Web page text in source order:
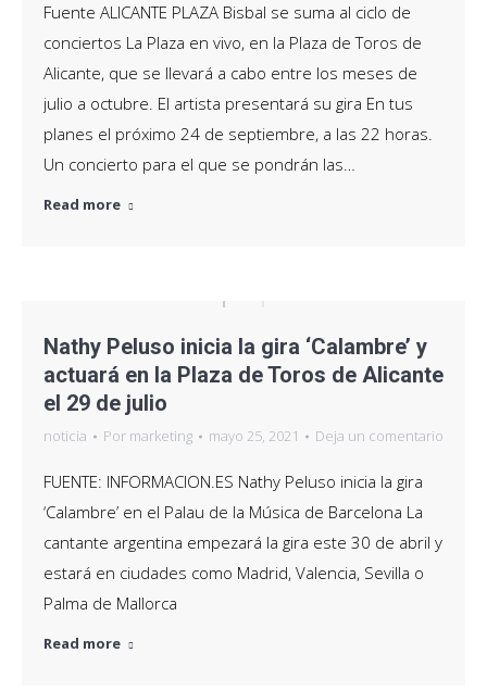
Fuente ALICANTE PLAZA Bisbal se suma al ciclo de
conciertos La Plaza en vivo, en la Plaza de Toros de
Alicante, que se llevará a cabo entre los meses de
julio a octubre. El artista presentará su gira En tus
planes el próximo 24 de septiembre, a las 22 horas.
Un concierto para el que se pondrán las…
Read more
Nathy Peluso inicia la gira ‘Calambre’ y
actuará en la Plaza de Toros de Alicante
el 29 de julio
noticia Por marketing mayo 25, 2021 Deja un comentario
FUENTE: INFORMACION.ES Nathy Peluso inicia la gira
‘Calambre’ en el Palau de la Música de Barcelona La
cantante argentina empezará la gira este 30 de abril y
estará en ciudades como Madrid, Valencia, Sevilla o
Palma de Mallorca
Read more